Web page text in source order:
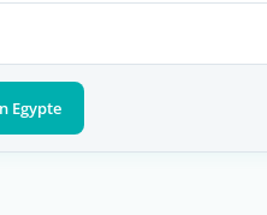
Egypte